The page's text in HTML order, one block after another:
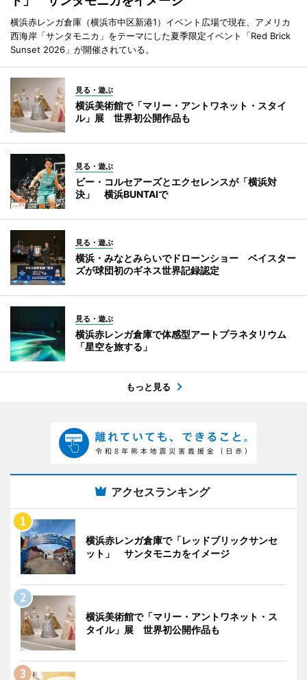
横浜赤レンガ倉庫（横浜市中区新港1）イベント広場で現在、アメリカ
西海岸「サンタモニカ」をテーマにした夏季限定イベント「Red Brick
Sunset 2026」が開催されている。
見る・遊ぶ
横浜美術館で「マリー・アントワネット・スタイ
ル」展 世界初公開作品も
見る・遊ぶ
ビー・コルセアーズとエクセレンスが「横浜対
決」 横浜BUNTAIで
見る・遊ぶ
横浜・みなとみらいでドローンショー ベイスター
ズが球団初のギネス世界記録認定
見る・遊ぶ
横浜赤レンガ倉庫で体感型アートプラネタリウム
「星空を旅する」
もっと見る
アクセスランキング
横浜赤レンガ倉庫で「レッドブリックサンセ
ット」 サンタモニカをイメージ
横浜美術館で「マリー・アントワネット・ス
タイル」展 世界初公開作品も